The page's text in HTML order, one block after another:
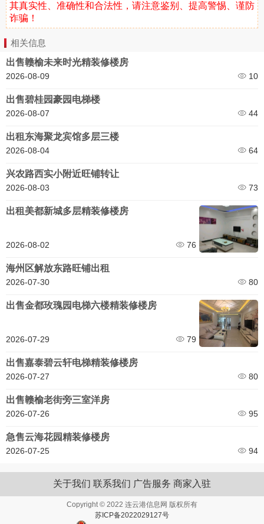
其真实性、准确性和合法性，请注意鉴别、提高警惕、谨防
诈骗！
相关信息
出售赣榆未来时光精装修楼房
2026-08-09 10
出售碧桂园豪园电梯楼
2026-08-07 44
出租东海聚龙宾馆多层三楼
2026-08-04 64
兴农路西实小附近旺铺转让
2026-08-03 73
出租美都新城多层精装修楼房
2026-08-02 76
海州区解放东路旺铺出租
2026-07-30 80
出售金都玫瑰园电梯六楼精装修楼房
2026-07-29 79
出售嘉泰碧云轩电梯精装修楼房
2026-07-27 80
出售赣榆老街旁三室洋房
2026-07-26 95
急售云海花园精装修楼房
2026-07-25 94
关于我们 联系我们 广告服务 商家入驻
Copyright © 2022 连云港信息网 版权所有
苏ICP备2022029127号